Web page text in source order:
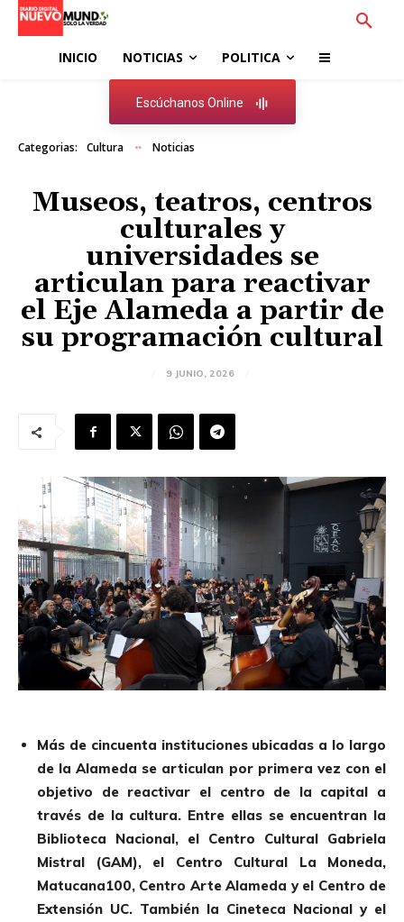
INICIO NOTICIAS POLITICA
Escúchanos Online
Categorias: Cultura Noticias
Museos, teatros, centros
culturales y
universidades se
articulan para reactivar
el Eje Alameda a partir de
su programación cultural
9 JUNIO, 2026
Más de cincuenta instituciones ubicadas a lo largo
de la Alameda se articulan por primera vez con el
objetivo de reactivar el centro de la capital a
través de la cultura. Entre ellas se encuentran la
Biblioteca Nacional, el Centro Cultural Gabriela
Mistral (GAM), el Centro Cultural La Moneda,
Matucana100, Centro Arte Alameda y el Centro de
Extensión UC. También la Cineteca Nacional y el